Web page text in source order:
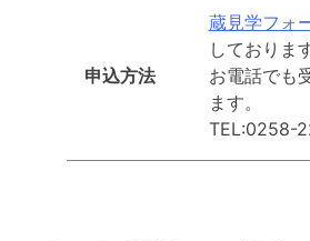
申込方法
蔵見学フォ
しております
お電話でも
ます。
TEL:0258-